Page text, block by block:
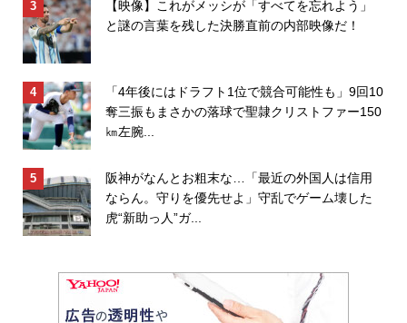
【映像】これがメッシが「すべてを忘れよう」
と謎の言葉を残した決勝直前の内部映像だ！
「4年後にはドラフト1位で競合可能性も」9回10
奪三振もまさかの落球で聖隷クリストファー150
㎞左腕...
阪神がなんとお粗末な…「最近の外国人は信用
ならん。守りを優先せよ」守乱でゲーム壊した
虎“新助っ人”ガ...